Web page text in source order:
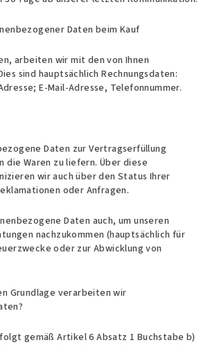
Daten beim Kauf
arbeiten wir mit den von Ihnen
sind hauptsächlich Rechnungsdaten:
E-Mail-Adresse, Telefonnummer.
Daten zur Vertragserfüllung
die Waren zu liefern. Über diese
wir auch über den Status Ihrer
oder Anfragen.
Daten auch, um unseren
nachzukommen (hauptsächlich für
oder zur Abwicklung von
Grundlage verarbeiten wir
gemäß Artikel 6 Absatz 1 Buchstabe b)